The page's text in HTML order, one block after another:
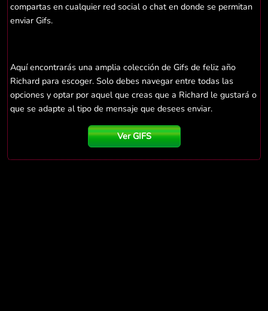
compartas en cualquier red social o chat en donde se permitan
enviar Gifs.
Aquí encontrarás una amplia colección de Gifs de feliz año
Richard para escoger. Solo debes navegar entre todas las
opciones y optar por aquel que creas que a Richard le gustará o
que se adapte al tipo de mensaje que desees enviar.
Ver GIFS